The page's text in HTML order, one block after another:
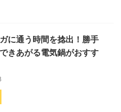
に通う時間を捻出！勝手
きあがる電気鍋がおすす